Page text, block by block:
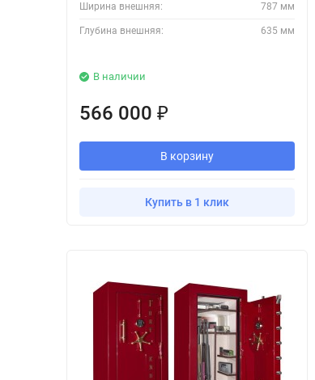
Ширина внешняя: 787 мм
Глубина внешняя: 635 мм
В наличии
566 000 ₽
В корзину
Купить в 1 клик